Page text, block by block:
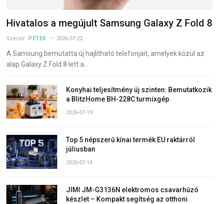
Hivatalos a megújult Samsung Galaxy Z Fold 8
Szerző: PÉTER 2026-07-22
A Samsung bemutatta új hajlítható telefonjait, amelyek közül az
alap Galaxy Z Fold 8 lett a…
Konyhai teljesítmény új szinten: Bemutatkozik
a BlitzHome BH-228C turmixgép
2026-07-19
Top 5 népszerű kínai termék EU raktárról
júliusban
2026-07-14
JIMI JM-G3136N elektromos csavarhúzó
készlet – Kompakt segítség az otthoni